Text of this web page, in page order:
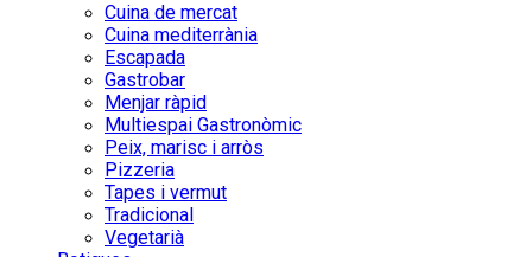
Cuina de mercat
Cuina mediterrània
Escapada
Gastrobar
Menjar ràpid
Multiespai Gastronòmic
Peix, marisc i arròs
Pizzeria
Tapes i vermut
Tradicional
Vegetarià